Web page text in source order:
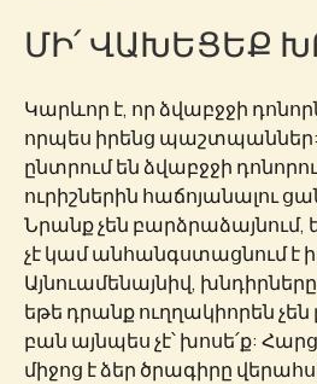
ՄԻ՛ ՎԱԽԵՑԵՔ
Կարևոր է, որ ձվաբջջի
որպես իրենց
ընտրում են ձվաբջջի
ուրիշներին հաճոյանալու
Նրանք չեն բարձրաձայնում,
չէ կամ անհանգստացնում է
Այնուամենայնիվ,
եթե դրանք ուղղակիորեն չեն
բան այնպես չէ՝ խոսե՛ք:
միջոց է ձեր ծրագիրը